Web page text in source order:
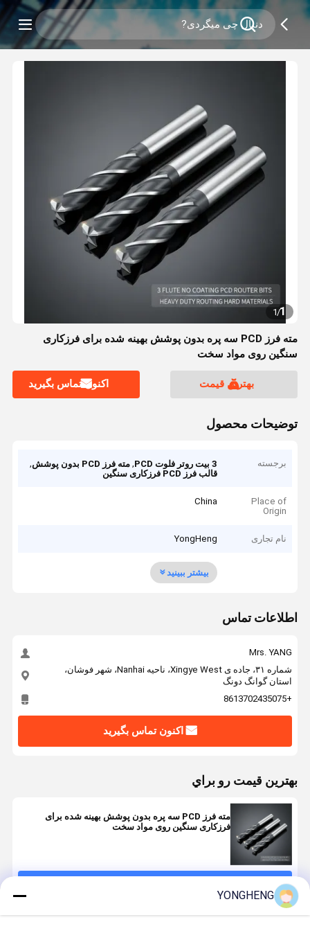
1
/
1
مته فرز PCD سه پره بدون پوشش بهینه شده برای فرزکاری
سنگین روی مواد سخت
بهترین قیمت اکنون تماس بگیرید
توضیحات محصول
برجسته 3 بیت روتر فلوت PCD ,مته فرز PCD بدون پوشش
,
قالب فرز PCD فرزکاری سنگین
Place of
Origin
China
نام تجاری YongHeng
بیشتر ببینید
اطلاعات تماس
Mrs. YANG
شماره ۳۱، جاده ی Xingye West، ناحیه Nanhai، شهر فوشان،
استان گوانگ دونگ
+8613702435075
اکنون تماس بگیرید
بهترين قيمت رو براي
مته فرز PCD سه پره بدون پوشش بهینه شده برای
فرزکاری سنگین روی مواد سخت
YONGHENG